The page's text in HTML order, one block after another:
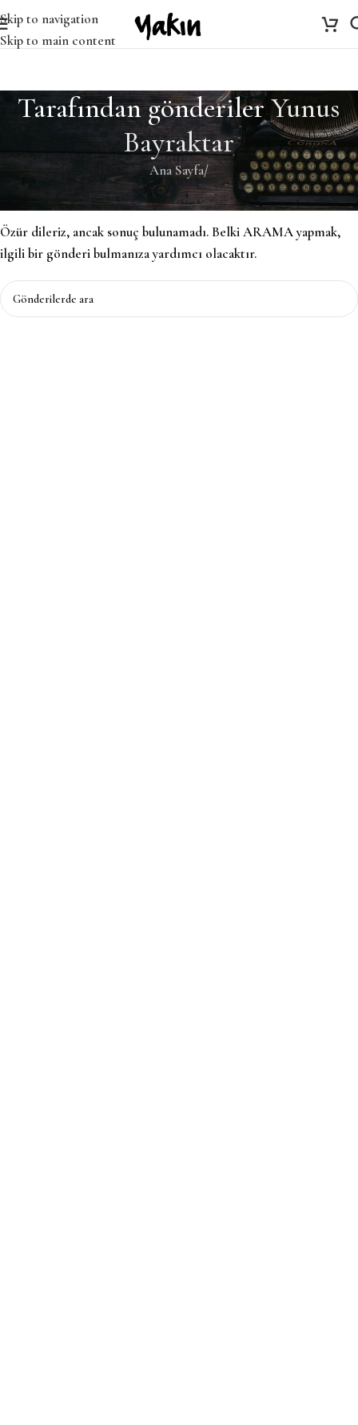
Skip to navigation
Skip to main content
Tarafından gönderiler Yunus
Bayraktar
Ana Sayfa/
Özür dileriz, ancak sonuç bulunamadı. Belki ARAMA yapmak,
ilgili bir gönderi bulmanıza yardımcı olacaktır.